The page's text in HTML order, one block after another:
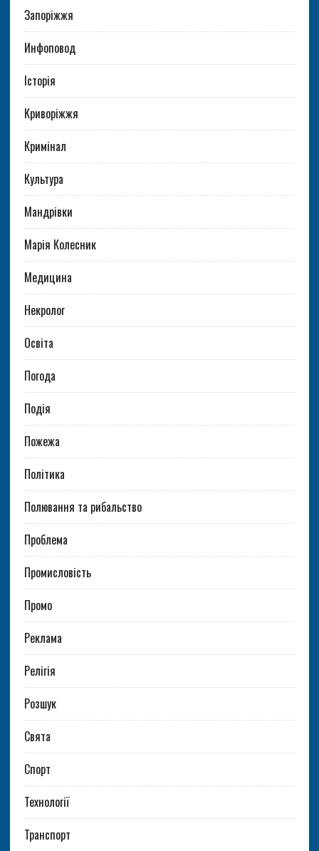
Запоріжжя
Инфоповод
Історія
Криворіжжя
Кримінал
Культура
Мандрівки
Марія Колесник
Медицина
Некролог
Освіта
Погода
Подія
Пожежа
Політика
Полювання та рибальство
Проблема
Промисловість
Промо
Реклама
Релігія
Розшук
Свята
Спорт
Технології
Транспорт